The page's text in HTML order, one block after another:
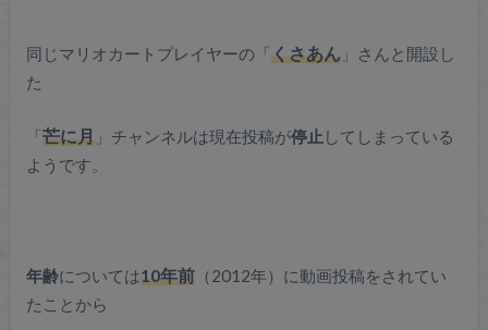
同じマリオカートプレイヤーの「くさあん」さんと開設し
た
「芒に月」チャンネルは現在投稿が停止 してしまっている
ようです。
年齢については10年前（2012年）に動画投稿をされてい
たことから